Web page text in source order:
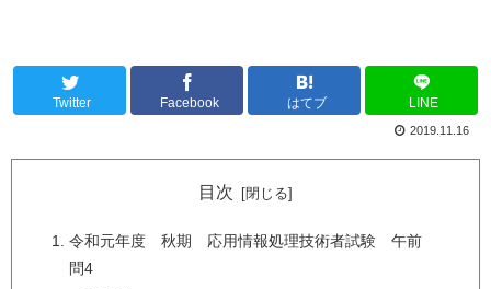
Twitter Facebook はてブ LINE
2019.11.16
目次
令和元年度 秋期 応用情報処理技術者試験 午前
問4